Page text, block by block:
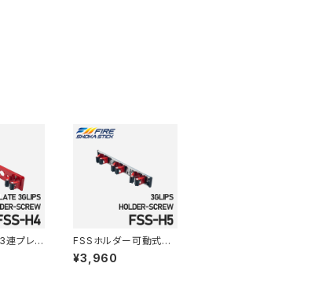
連プレー
タイ
FSSホルダー可動式3
連ホルダー ネジタイ
プ FSS-H5
¥3,960